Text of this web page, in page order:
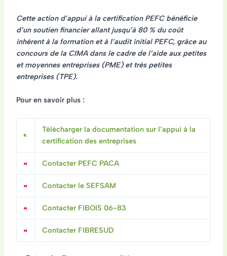
Cette action d’appui à la certification PEFC bénéficie
d’un soutien financier allant jusqu’à 80 % du coût
inhérent à la formation et à l’audit initial PEFC, grâce au
concours de la CIMA dans le cadre de l’aide aux petites
et moyennes entreprises (PME) et très petites
entreprises (TPE).
Pour en savoir plus :
Télécharger la documentation sur l’appui à la
certification des entreprises
Contacter PEFC PACA
Contacter le SEFSAM
Contacter FIBOIS 06-83
Contacter FIBRESUD